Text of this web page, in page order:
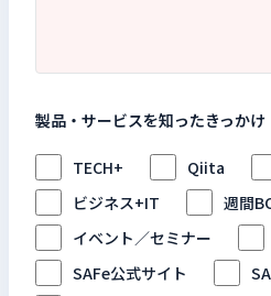
製品・サービスを知ったきっかけ
TECH+ Qiita
ビジネス+IT
週間
イベント／セミナー
SAFe公式サイト